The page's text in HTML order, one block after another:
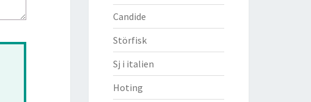
Candide
Störfisk
Sj i italien
Hoting